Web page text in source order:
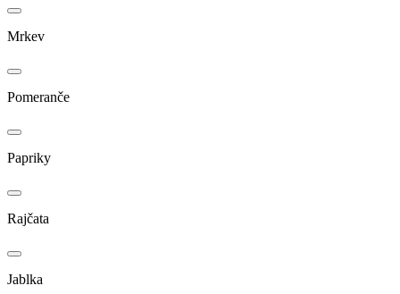
Mrkev
Pomeranče
Papriky
Rajčata
Jablka